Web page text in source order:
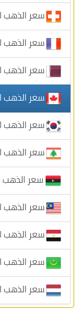
سعر الذهب
سعر الذهب
سعر الذهب
سعر الذهب
سعر الذهب
سعر الذهب
سعر الذهب
سعر الذهب
سعر الذهب
سعر الذهب
سعر الذهب